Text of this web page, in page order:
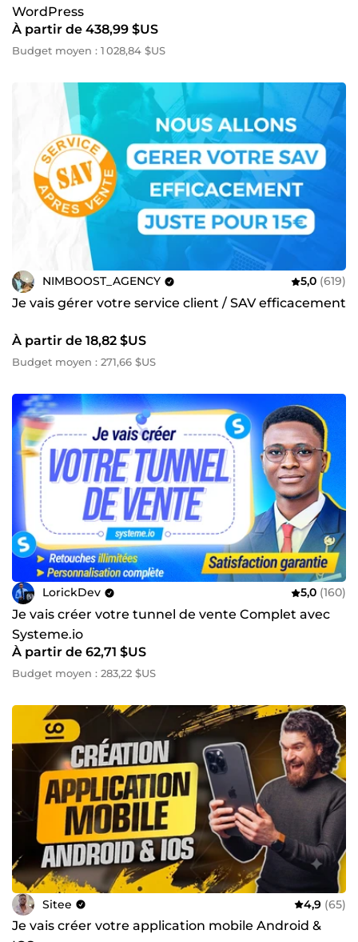
WordPress
À partir de 438,99 $US
Budget moyen : 1 028,84 $US
NIMBOOST_AGENCY 5,0 (619)
Je vais gérer votre service client / SAV efficacement
À partir de 18,82 $US
Budget moyen : 271,66 $US
LorickDev 5,0 (160)
Je vais créer votre tunnel de vente Complet avec
Systeme.io
À partir de 62,71 $US
Budget moyen : 283,22 $US
Sitee 4,9 (65)
Je vais créer votre application mobile Android &